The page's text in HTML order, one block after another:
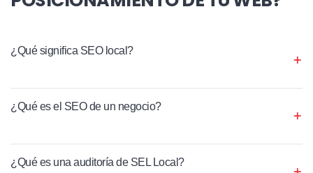
¿Qué significa SEO local?
¿Qué es el SEO de un negocio?
¿Qué es una auditoría de SEL Local?